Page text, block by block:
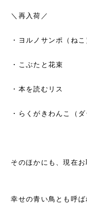
＼ 再入荷 ／
・ヨルノサンポ（ねこ
・こぶたと花束
・本を読むリス
・らくがきわんこ（ダ
そのほかにも、現在
幸せの青い鳥とも呼ば